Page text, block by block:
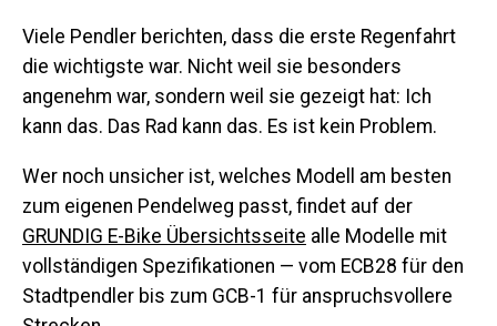
Viele Pendler berichten, dass die erste Regenfahrt
die wichtigste war. Nicht weil sie besonders
angenehm war, sondern weil sie gezeigt hat: Ich
kann das. Das Rad kann das. Es ist kein Problem.
Wer noch unsicher ist, welches Modell am besten
zum eigenen Pendelweg passt, findet auf der
GRUNDIG E-Bike Übersichtsseite alle Modelle mit
vollständigen Spezifikationen — vom ECB28 für den
Stadtpendler bis zum GCB-1 für anspruchsvollere